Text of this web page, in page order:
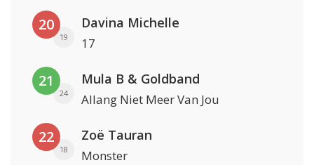
20
19
Davina Michelle
17
21
24
Mula B & Goldband
Allang Niet Meer Van Jou
22
18
Zoë Tauran
Monster